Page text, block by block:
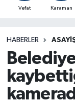
Vefat Karaman
HABERLER
Ulusal
Vefat